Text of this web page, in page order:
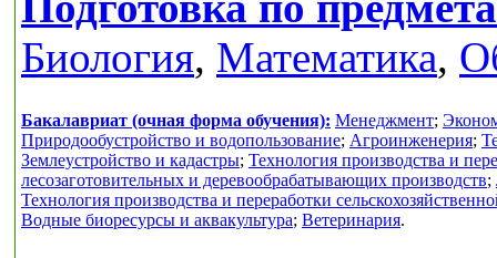
Биология, Математика,
Бакалавриат (очная форма обучения): Менеджмент;
Природообустройство и водопользование; Агроинженерия;
Землеустройство и кадастры; Технология производства и
лесозаготовительных и деревообрабатывающих производств;
Технология производства и переработки
Водные биоресурсы и аквакультура; Ветеринария.